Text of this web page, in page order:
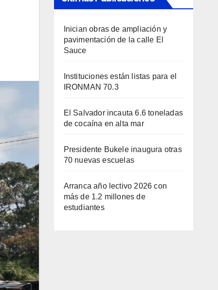
Inician obras de ampliación y
pavimentación de la calle El
Sauce
Instituciones están listas para el
IRONMAN 70.3
El Salvador incauta 6.6 toneladas
de cocaína en alta mar
Presidente Bukele inaugura otras
70 nuevas escuelas
Arranca año lectivo 2026 con
más de 1.2 millones de
estudiantes